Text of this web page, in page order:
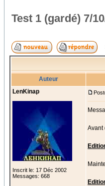
Test 1 (gardé) 7/
Auteur
LenKinap
Inscrit le: 17 Déc 2002
Messages: 668
Avant